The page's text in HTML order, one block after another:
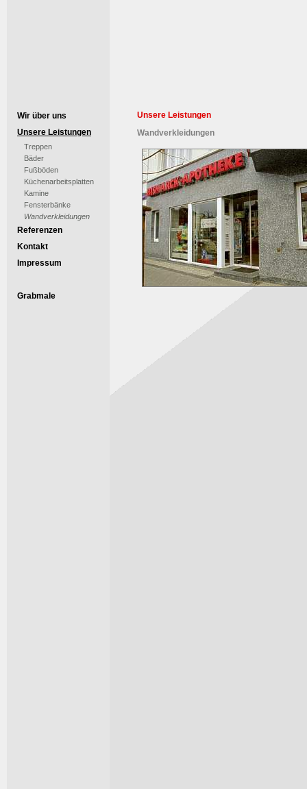
Wir über uns
Unsere Leistungen
Treppen
Bäder
Fußböden
Küchenarbeitsplatten
Kamine
Fensterbänke
Wandverkleidungen
Referenzen
Kontakt
Impressum
Grabmale
Unsere Leistungen
Wandverkleidungen